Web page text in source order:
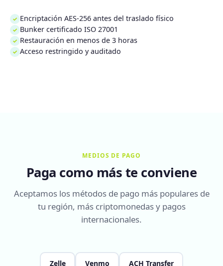
✓ Encriptación AES-256 antes del traslado físico
✓ Bunker certificado ISO 27001
✓ Restauración en menos de 3 horas
✓ Acceso restringido y auditado
MEDIOS DE PAGO
Paga como más te conviene
Aceptamos los métodos de pago más populares de
tu región, más criptomonedas y pagos
internacionales.
Zelle Venmo ACH Transfer